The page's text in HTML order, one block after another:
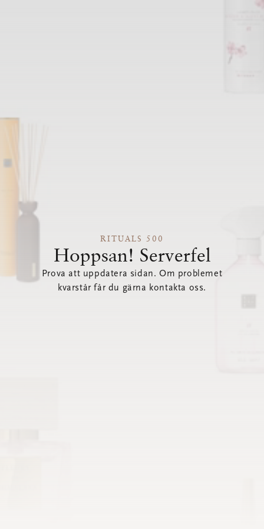
RITUALS 500
Hoppsan! Serverfel
Prova att uppdatera sidan. Om problemet
kvarstår får du gärna kontakta oss.